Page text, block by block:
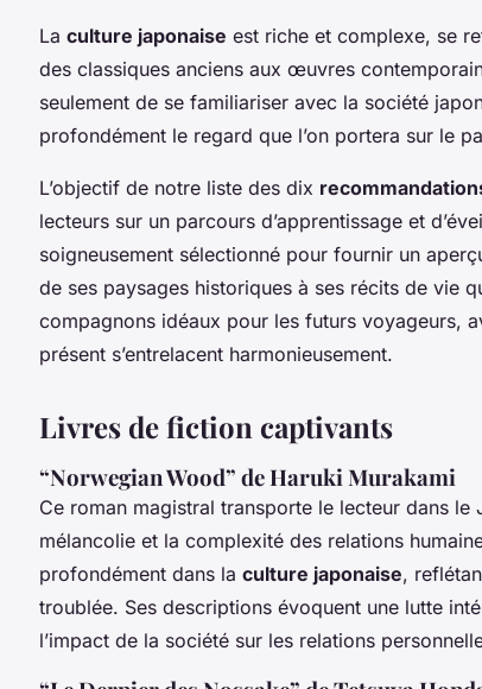
La culture japonaise est riche et complexe, se
des classiques anciens aux œuvres
seulement de se familiariser avec la société
profondément le regard que l’on portera sur le
L’objectif de notre liste des dix
lecteurs sur un parcours d’apprentissage et
soigneusement sélectionné pour fournir un
de ses paysages historiques à ses récits de vie
compagnons idéaux pour les futurs voyageurs,
présent s’entrelacent harmonieusement.
Livres de fiction captivants
“Norwegian Wood” deHaruki Murakami
Ce roman magistral transporte le lecteur dans le
mélancolie et la complexité des relations
profondément dans la culture japonaise,
troublée. Ses descriptions évoquent une lutte
l’impact de la société sur les relations